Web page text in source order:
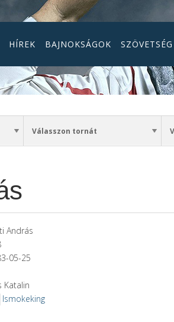
HÍREK BAJNOKSÁGOK SZÖVETSÉG
András
05-25
Katalin
Ismokeking